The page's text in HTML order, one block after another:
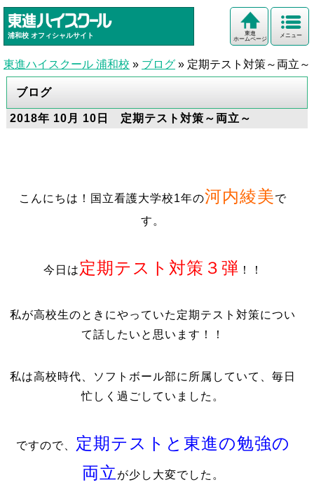
浦和校 オフィシャルサイト メニュー
東進
ホームページ
東進ハイスクール 浦和校 » ブログ » 定期テスト対策～両立～
ブログ
2018年 10月 10日 定期テスト対策～両立～
こんにちは！国立看護大学校1年の河内綾美で
す。
今日は 定期テスト対策３弾 ！！
私が高校生のときにやっていた定期テスト対策につい
て話したいと思います！！
私は高校時代、ソフトボール部に所属していて、毎日
忙しく過ごしていました。
ですので、
定期テストと東進の勉強の
両立 が少し大変でした。